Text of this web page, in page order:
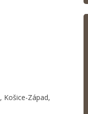
Košice-Západ,